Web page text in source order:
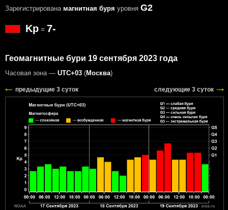
Зарегистрирована магнитная буря уровня G2
Kp = 7-
Геомагнитные бури 19 сентября 2023 года
Часовая зона — UTC+03 (Москва)
предыдущие 3 суток следующие 3 суток